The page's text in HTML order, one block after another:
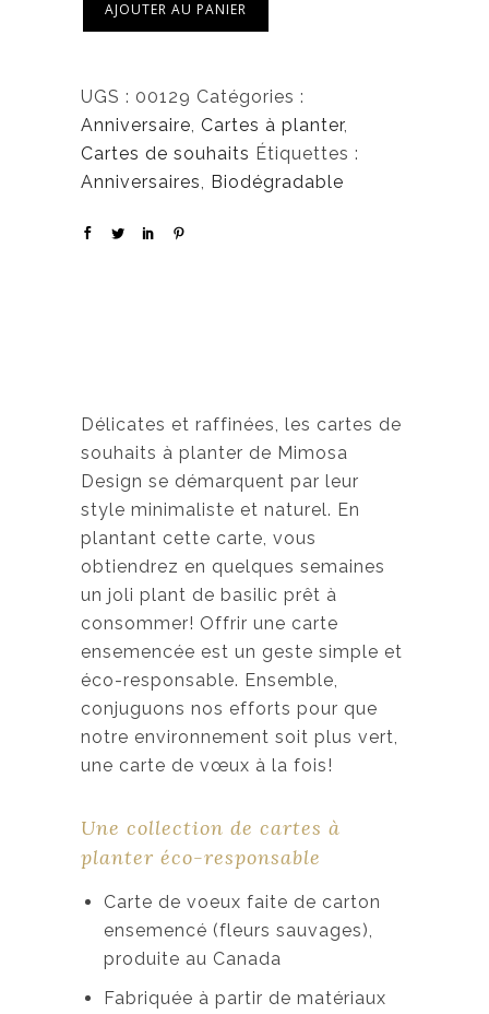
AJOUTER AU PANIER
UGS : 00129 Catégories :
Anniversaire, Cartes à planter,
Cartes de souhaits Étiquettes :
Anniversaires, Biodégradable
Délicates et raffinées, les cartes de
souhaits à planter de Mimosa
Design se démarquent par leur
style minimaliste et naturel. En
plantant cette carte, vous
obtiendrez en quelques semaines
un joli plant de basilic prêt à
consommer! Offrir une carte
ensemencée est un geste simple et
éco-responsable. Ensemble,
conjuguons nos efforts pour que
notre environnement soit plus vert,
une carte de vœux à la fois!
Une collection de cartes à
planter éco-responsable
Carte de voeux faite de carton
ensemencé (fleurs sauvages),
produite au Canada
Fabriquée à partir de matériaux